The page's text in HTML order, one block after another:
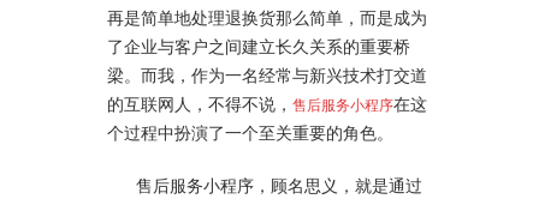
再是简单地处理退换货那么简单，而是成为
了企业与客户之间建立长久关系的重要桥
梁。而我，作为一名经常与新兴技术打交道
的互联网人，不得不说， 售后服务小程序在这
个过程中扮演了一个至关重要的角色。
售后服务小程序，顾名思义，就是通过